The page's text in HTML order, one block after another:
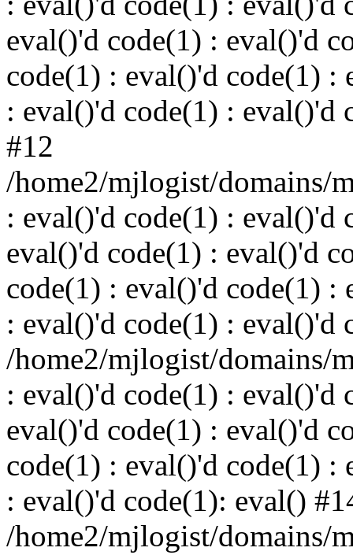
eval()'d code(1) : eval()'d
code(1) : eval()'d code(1) :
: eval()'d code(1) : eval()'d
#12
/home2/mjlogist/domains/
: eval()'d code(1) : eval()'d
eval()'d code(1) : eval()'d
code(1) : eval()'d code(1) :
: eval()'d code(1) : eval()'d
/home2/mjlogist/domains/
: eval()'d code(1) : eval()'d
eval()'d code(1) : eval()'d
code(1) : eval()'d code(1) :
: eval()'d code(1): eval()
/home2/mjlogist/domains/